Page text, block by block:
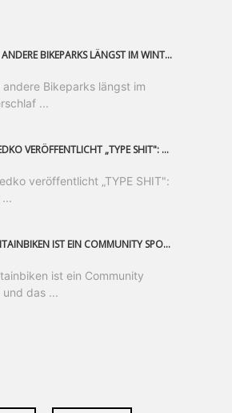
WENN ANDERE BIKEPARKS LÄNGST IM WINTERSCHLAF SIND, IST MAN IN SAALFELDEN LEOGANG IMMER NOCH AM MOUNTAINBIKEN. IST DER HERBST DIE SCHÖNSTE ZEIT DES JAHRES? AUF DEN TRAILS RUND UM SAALFELDEN LEOGANG UND IM EPIC BIKEPARK LEOGANG IST ER DAS AUF JEDEN FALL – UND DIE GEFÜHLT DIE LÄNGSTE NOCH DAZU. NOCH BIS MINDESTENS 8. NOVEMBER STEHT DAS PINZGAUER MOUNTAINBIKE-PARADIES ALLEN RIDERN OFFEN, DIE EINFACH NICHT GENUG KRIEGEN KÖNNEN. DABEI HÄLT DIE GOLDENE JAHRESZEIT IN SAALFELDEN LEOGANG WEIT MEHR ALS LINES, TRAILS UND HERBSTPANORAMEN BEREIT: MIT DEM BIKE FESTIVAL, VERSCHIEDENEN LADIES SHRED EVENTS UND EINEM DIE GESAMTE SAISON ANDAUERNDEN PHOTO CONTEST ZUM 25-JÄHRIGEN BIKEPARK-JUBILÄUM GIBT ES RUND UM ÖSTERREICHS ÄLTESTEN BIKEPARK EINIGES ZU ERLEBEN.
andere Bikeparks längst im
...
ERIK FEDKO VERÖFFENTLICHT „TYPE SHIT": EINEN 23-MINÜTIGEN MOUNTAINBIKE-FILM, ÜBER DREI JAHRE RUND UM DIE WELT GEDREHT. ZEITGLEICH LAUNCHT ER DIE GLEICHNAMIGE KOLLEKTION SEINER BRAND TYPE. EIN SEGMENT DES FILMS ERSCHEINT SEPARAT AUF RED BULL BIKE.
veröffentlicht „TYPE SHIT":
MOUNTAINBIKEN IST EIN COMMUNITY SPORT UND DAS BEWEIST SICH IN DER BIKE REPUBLIC SÖLDEN GERADE EINDRUCKSVOLL AUF ALLEN LEVELN. FREERIDE PROFI, SHAPERIN UND FRISCH GEWÄHLTE SWATCH NINES MVP VERO SANDLER IST BEGEISTERT VON DER VIELFALT DER BIKE DESTINATION, DER NEUEN JUMPLINE UND PLÄDIERT FÜR MUT BEI (FRAUEN) COMMUNITIES. VERO UND IHR VERLOBTER SAM HODGES VERBRINGEN MEHRERE MONATE IN DER BIKE REPUBLIC UND LASSEN UNS DARAN TEILHABEN. UM COMMUNITY GEHT ES AUCH BEI DER PARTNERSCHAFT ZWISCHEN SÖLDEN UND DEM NEUEN RIDERS PARK DONOVALY IN DER SLOWAKEI: DER DORTIGE TOURISMUSDIREKTOR JIRI PEC IST ÜBERZEUGT: VON MEHR BIKEPARKS PROFITIERT DIE GANZE MTB-SZENE – UND MIT DOMINIK LINSER, GESCHÄFTSFÜHRER DER BRS, HAT ER DAMIT DEN PERFEKTEN PARTNER GEFUNDEN.
ist ein Community
und das ...